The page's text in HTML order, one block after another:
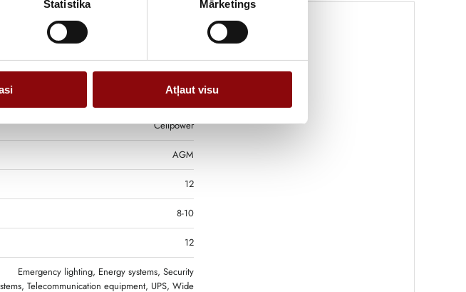
Statistika Mārketings
Atļaut visu
15.1x9.8x10.1 cm
Cellpower
AGM
12
8-10
12
Emergency lighting, Energy systems, Security
Telecommunication equipment, UPS, Wide